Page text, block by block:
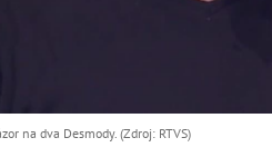
na dva Desmody. (Zdroj: RTVS)